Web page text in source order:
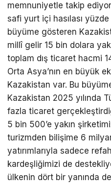
memnuniyetle takip
safi yurt içi hasılası
büyüme gösteren
millî gelir 15 bin dolara
toplam dış ticaret hacmi
Orta Asya’nın en büyük
Kazakistan var. Bu
Kazakistan 2025 yılında
fazla ticaret
5 bin 500’e yakın
turizmden bilişime 6
yatırımlarıyla sadece
kardeşliğimizi de
ülkenin dört bir yanında